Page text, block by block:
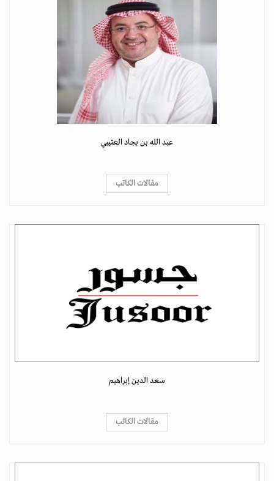
عبد الله بن بجاد العتيبي
مقالات الكاتب
سعد الدين إبراهيم
مقالات الكاتب